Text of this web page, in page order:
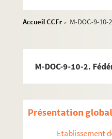
Accueil CCFr >
M-DOC-9-
M-DOC-9-10-2.
Présentation
Etablissement